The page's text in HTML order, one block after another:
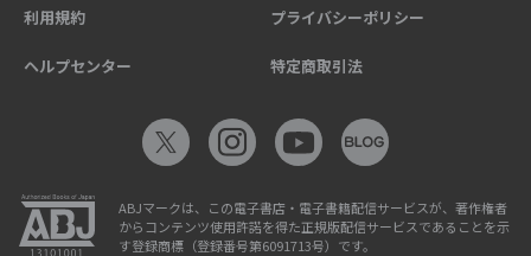
利用規約 プライバシーポリシー
ヘルプセンター 特定商取引法
ABJマークは、この電子書店・電子書籍配信サービスが、著作権者
からコンテンツ使用許諾を得た正規版配信サービスであることを示
す登録商標（登録番号第6091713号）です。